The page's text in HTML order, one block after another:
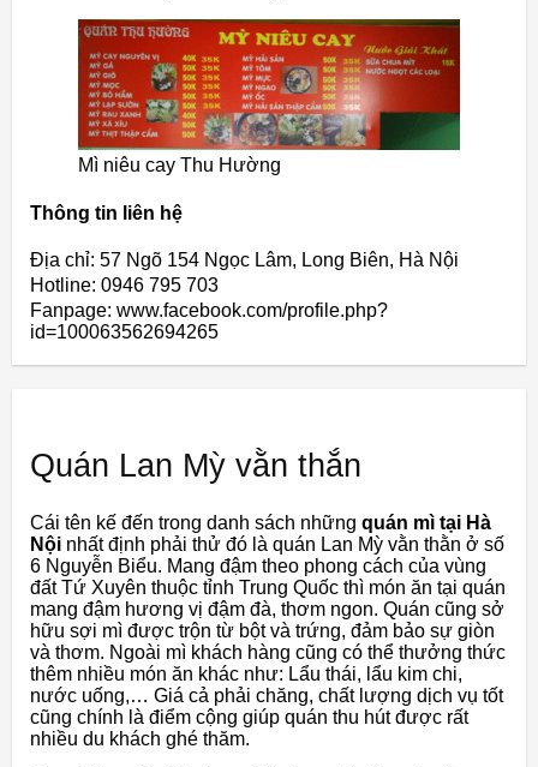
Mì niêu cay Thu Hường
Thông tin liên hệ
Địa chỉ: 57 Ngõ 154 Ngọc Lâm, Long Biên, Hà Nội
Hotline: 0946 795 703
Fanpage: www.facebook.com/profile.php?
id=100063562694265
Quán Lan Mỳ vằn thắn
Cái tên kế đến trong danh sách những quán mì tại Hà
Nội nhất định phải thử đó là quán Lan Mỳ vằn thằn ở số
6 Nguyễn Biểu. Mang đậm theo phong cách của vùng
đất Tứ Xuyên thuộc tỉnh Trung Quốc thì món ăn tại quán
mang đậm hương vị đậm đà, thơm ngon. Quán cũng sở
hữu sợi mì được trộn từ bột và trứng, đảm bảo sự giòn
và thơm. Ngoài mì khách hàng cũng có thể thưởng thức
thêm nhiều món ăn khác như: Lẩu thái, lẩu kim chi,
nước uống,… Giá cả phải chăng, chất lượng dịch vụ tốt
cũng chính là điểm cộng giúp quán thu hút được rất
nhiều du khách ghé thăm.